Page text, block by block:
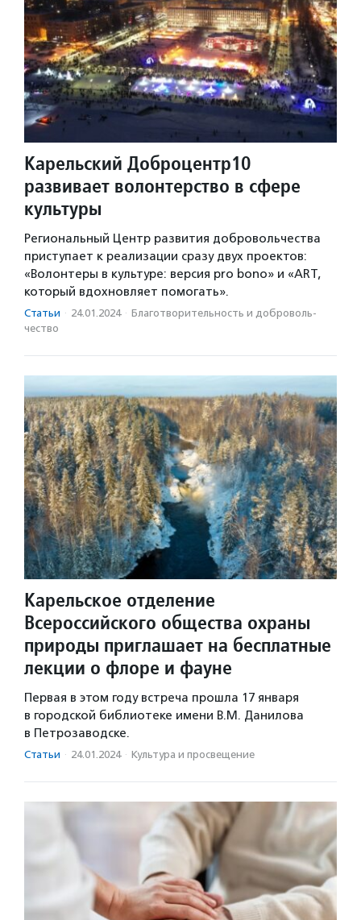
Карельский Доброцентр10
развивает волонтерство в сфере
культуры
Региональный Центр развития добровольчества
приступает к реализации сразу двух проектов:
«Волонтеры в культуре: версия pro bono» и «ART,
который вдохновляет помогать».
Статьи · 24.01.2024 · Благотвори­тель­ность и доброволь­
чест­во
Карельское отделение
Всероссийского общества охраны
природы приглашает на бесплатные
лекции о флоре и фауне
Первая в этом году встреча прошла 17 января
в городской библиотеке имени В.М. Данилова
в Петрозаводске.
Статьи · 24.01.2024 · Культура и просвещение